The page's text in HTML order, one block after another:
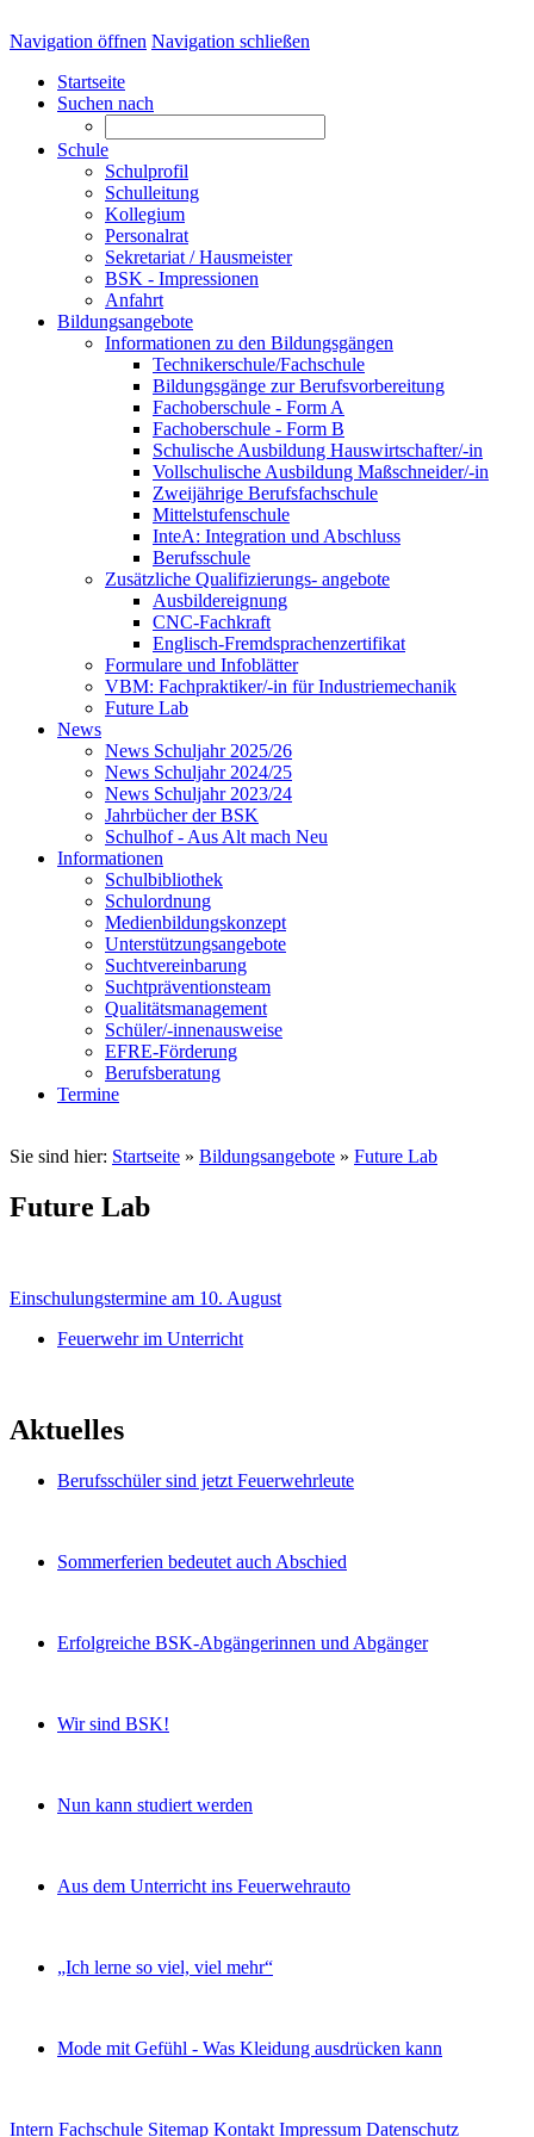
Navigation öffnen Navigation schließen
Startseite
Suchen nach
Schule
Schulprofil
Schulleitung
Kollegium
Personalrat
Sekretariat / Hausmeister
BSK - Impressionen
Anfahrt
Bildungsangebote
Informationen zu den Bildungsgängen
Technikerschule/Fachschule
Bildungsgänge zur Berufsvorbereitung
Fachoberschule - Form A
Fachoberschule - Form B
Schulische Ausbildung Hauswirtschafter/-in
Vollschulische Ausbildung Maßschneider/-in
Zweijährige Berufsfachschule
Mittelstufenschule
InteA: Integration und Abschluss
Berufsschule
Zusätzliche Qualifizierungs- angebote
Ausbildereignung
CNC-Fachkraft
Englisch-Fremdsprachenzertifikat
Formulare und Infoblätter
VBM: Fachpraktiker/-in für Industriemechanik
Future Lab
News
News Schuljahr 2025/26
News Schuljahr 2024/25
News Schuljahr 2023/24
Jahrbücher der BSK
Schulhof - Aus Alt mach Neu
Informationen
Schulbibliothek
Schulordnung
Medienbildungskonzept
Unterstützungsangebote
Suchtvereinbarung
Suchtpräventionsteam
Qualitätsmanagement
Schüler/-innenausweise
EFRE-Förderung
Berufsberatung
Termine
Sie sind hier: Startseite » Bildungsangebote » Future Lab
Future Lab
Einschulungstermine am 10. August
Feuerwehr im Unterricht
Aktuelles
Berufsschüler sind jetzt Feuerwehrleute
Sommerferien bedeutet auch Abschied
Erfolgreiche BSK-Abgängerinnen und Abgänger
Wir sind BSK!
Nun kann studiert werden
Aus dem Unterricht ins Feuerwehrauto
„Ich lerne so viel, viel mehr“
Mode mit Gefühl - Was Kleidung ausdrücken kann
Intern Fachschule Sitemap Kontakt Impressum Datenschutz